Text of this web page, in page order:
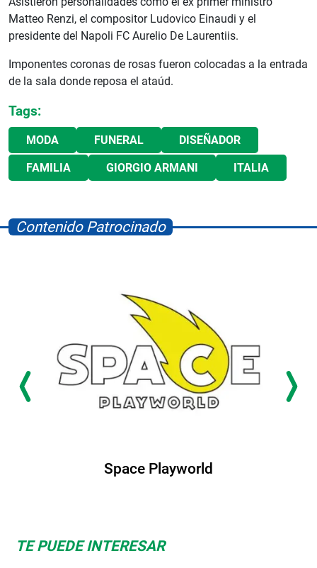
Matteo Renzi, el compositor Ludovico Einaudi y el
presidente del Napoli FC Aurelio De Laurentiis.
Imponentes coronas de rosas fueron colocadas a la entrada
de la sala donde reposa el ataúd.
Tags:
MODA FUNERAL DISEÑADOR
FAMILIA GIORGIO ARMANI ITALIA
Contenido Patrocinado
Space Playworld
TE PUEDE INTERESAR